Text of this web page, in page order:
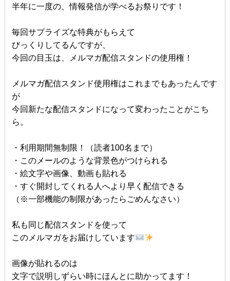
半年に一度の、情報発信が学べるお祭りです！
毎回サプライズな特典がもらえて
びっくりしてるんですが、
今回の目玉は、メルマガ配信スタンドの使用権！
メルマガ配信スタンド使用権はこれまでもあったんです
が
今回新たな配信スタンドになって変わったことがこち
ら。
・利用期間無制限！（読者100名まで）
・このメールのような背景色がつけられる
・絵文字や画像、動画も貼れる
・すぐ開封してくれる人へより早く配信できる
（※一部機能の制限があったらごめんなさい）
私も同じ配信スタンドを使って
このメルマガをお届けしています
画像が貼れるのは
文字で説明しずらい時にほんとに助かってます！